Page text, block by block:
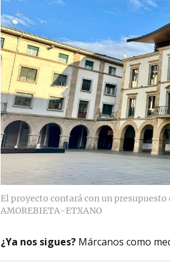
El proyecto contará con un presupuesto
AMOREBIETA-ETXANO
¿Ya nos sigues? Márcanos como